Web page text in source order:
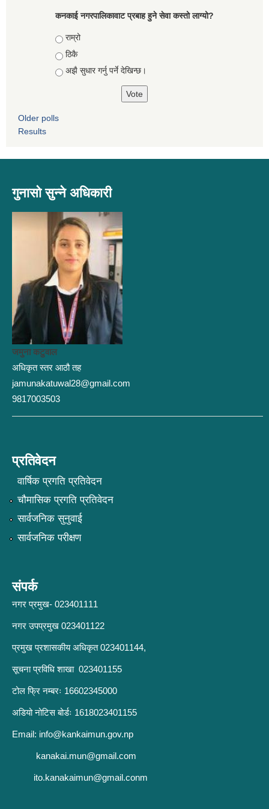
कनकाई नगरपालिकावाट प्रबाह हुने सेवा कस्तो लाग्यो?
Choices
राम्रो
ठिकै
अझै सुधार गर्नु पर्ने देखिन्छ।
Older polls
Results
गुनासो सुन्ने अधिकारी
जमुना कटुवाल
अधिकृत स्तर आठौ तह
jamunakatuwal28@gmail.com
9817003503
प्रतिवेदन
वार्षिक प्रगति प्रतिवेदन
चौमासिक प्रगति प्रतिवेदन
सार्वजनिक सुनुवाई
सार्वजनिक परीक्षण
संपर्क
नगर प्रमुख- 023401111
नगर उपप्रमुख 023401122
प्रमुख प्रशासकीय अधिकृत 023401144,
सूचना प्रविधि शाखा 023401155
टोल फ्रि नम्बरः 16602345000
अडियो नोटिस बोर्डः 1618023401155
Email: info@kankaimun.gov.np
kanakai.mun@gmail.com
ito.kanakaimun@gmail.conm